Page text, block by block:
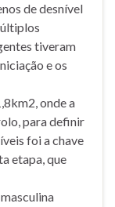
de desnível
tiveram
e os
onde a
para definir
foi a chave
etapa, que